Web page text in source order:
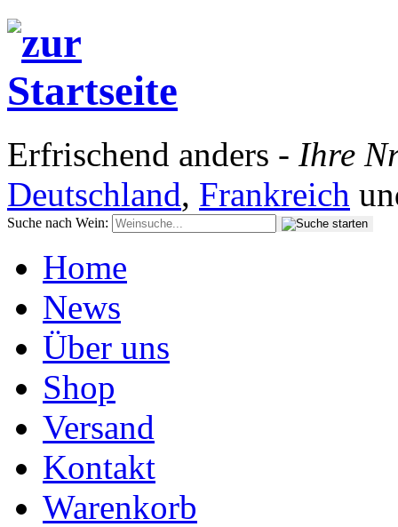
Erfrischend anders - Ihre
Deutschland, Frankreich
Suche nach Wein:
Home
News
Über uns
Shop
Versand
Kontakt
Warenkorb